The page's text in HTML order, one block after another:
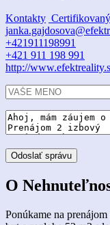
Kontakty
+421911198991
+421 911 198 991
http://
Odoslať správu
O
Ponúkame na